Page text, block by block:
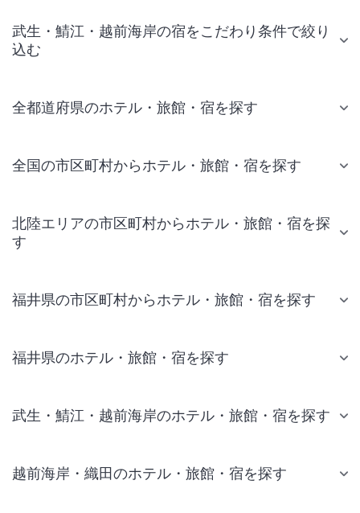
武生・鯖江・越前海岸の宿をこだわり条件で絞り
込む
全都道府県のホテル・旅館・宿を探す
全国の市区町村からホテル・旅館・宿を探す
北陸エリアの市区町村からホテル・旅館・宿を探
す
福井県の市区町村からホテル・旅館・宿を探す
福井県のホテル・旅館・宿を探す
武生・鯖江・越前海岸のホテル・旅館・宿を探す
越前海岸・織田のホテル・旅館・宿を探す